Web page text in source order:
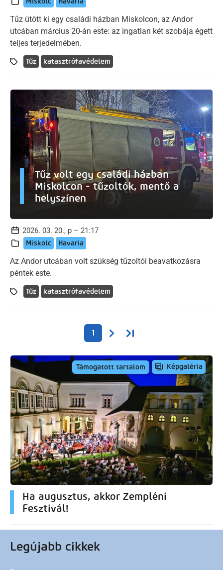
Tűz ütött ki egy családi házban Miskolcon, az Andor
utcában március 20-án este: az ingatlan két szobája égett
teljes terjedelmében.
Tűz katasztrófavédelem
Tűz volt egy családi házban
Miskolcon - tűzoltók, mentő a
helyszínen
2026. 03. 20., p – 21:17
Miskolc Havaria
Az Andor utcában volt szükség tűzoltói beavatkozásra
péntek este.
Tűz katasztrófavédelem
Oldalszámozás 1 Következő oldal
Utolsó oldal
Támogatott tartalom Képgaléria
Ha augusztus, akkor Zempléni
Fesztivál!
Legújabb cikkek